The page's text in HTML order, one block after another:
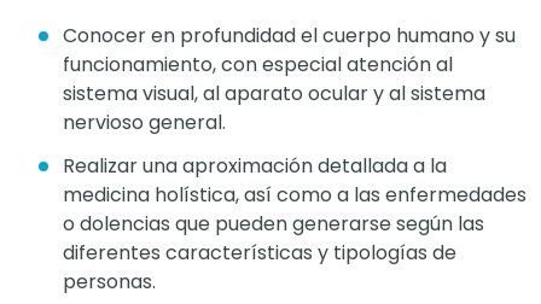
Conocer en profundidad el cuerpo humano y su
funcionamiento, con especial atención al
sistema visual, al aparato ocular y al sistema
nervioso general.
Realizar una aproximación detallada a la
medicina holística, así como a las enfermedades
o dolencias que pueden generarse según las
diferentes características y tipologías de
personas.